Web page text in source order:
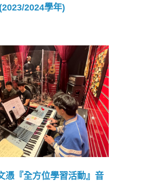
2024學年)
憑『全方位學習活動』音